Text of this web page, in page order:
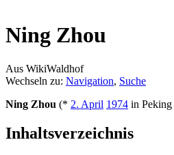
Ning Zhou
Aus WikiWaldhof
Wechseln zu: Navigation, Suche
Ning Zhou (* 2. April 1974 in Peking
Inhaltsverzeichnis